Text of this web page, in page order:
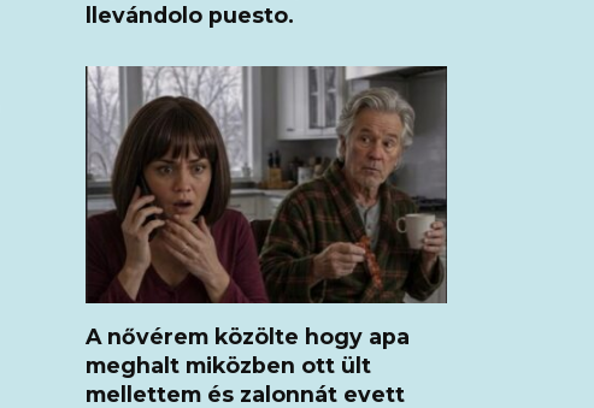
llevándolo puesto.
A nővérem közölte hogy apa
meghalt miközben ott ült
mellettem és zalonnát evett